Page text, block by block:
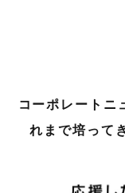
コーポレートニ
れまで培って